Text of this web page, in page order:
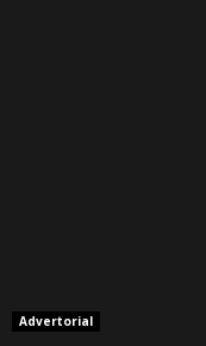
Advertorial